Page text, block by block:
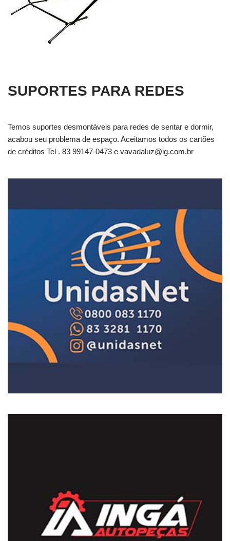
SUPORTES PARA REDES
Temos suportes desmontáveis para redes de sentar e dormir,
acabou seu problema de espaço. Aceitamos todos os cartões
de créditos Tel . 83 99147-0473 e vavadaluz@ig.com.br